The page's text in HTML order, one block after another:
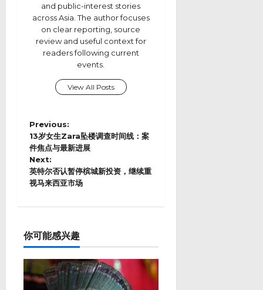
and public-interest stories
across Asia. The author focuses
on clear reporting, source
review and useful context for
readers following current
events.
View All Posts
P
o
s
t
n
a
a
t
i
o
n
Previous:
13岁女生Zara坠楼调查时间线：案
件焦点与最新进展
Next:
英特尔否认暂停槟城新投资，继续重
视马来西亚市场
你可能感兴趣